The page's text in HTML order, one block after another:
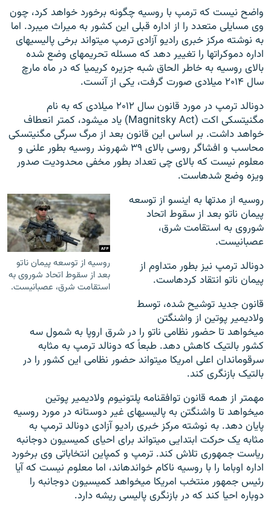
واضح نیست که ترمپ با روسیه چگونه برخورد خواهد کرد، چون
وی مسایلی متعدد را از اداره قبلی این کشور به میراث می‎برد. اما
به نوشته مرکز خبری رادیو آزادی ترمپ می‎تواند برخی پالیسی‎های
اداره دموکرات‎ها را تغییر دهد که مسئله تحریم‎های وضع شده
بالای روسیه به خاطر الحاق شبه جزیره کریمیا که در ماه مارچ
سال ۲۰۱۴ میلادی صورت گرفت، یکی از آنست.
دونالد ترمپ در مورد قانون سال ۲۰۱۲ میلادی که به نام
مگنیتسکی اکت (Magnitsky Act) یاد می‎شود، کمتر انعطاف
خواهد داشت. بر اساس این قانون بعد از مرگ سرگی مگنیتسکی
محاسب و افشاگر روسی بالای ۳۹ شهروند روسیه بطور علنی و
معلوم نیست که بالای چی تعداد بطور مخفی محدودیت صدور
ویزه وضع شده‎است.
روسیه از توسعه پیمان ناتو
بعد از سقوط اتحاد شوروی به
استقامت شرق، عصبانیست.
روسیه از مدت‎ها به اینسو از توسعه
پیمان ناتو بعد از سقوط اتحاد
شوروی به استقامت شرق،
عصبانیست.
دونالد ترمپ نیز بطور متداوم از
پیمان ناتو انتقاد کرده‎است.
قانون جدید توشیح شده، توسط
ولادیمیر پوتین از واشنگتن
می‎خواهد تا حضور نظامی ناتو را در شرق اروپا به شمول سه
کشور بالتیک کاهش دهد. طبعاً که دونالد ترمپ به مثابه
سرقوماندان اعلی امریکا می‎تواند حضور نظامی این کشور را در
بالتیک بازنگری کند.
مهمتر از همه قانون توافقنامه پلتونیوم ولادیمیر پوتین
می‎خواهد تا واشنگتن به پالیسی‎های غیر دوستانه در مورد روسیه
پایان دهد. به نوشته مرکز خبری رادیو آزادی دونالد ترمپ به
مثابه یک حرکت ابتدایی می‎تواند برای احیای کمیسیون دوجانبه
ریاست جمهوری تلاش کند. ترمپ و کمپاین انتخاباتی وی برخورد
اداره اوباما را با روسیه ناکام خوانده‎اند، اما معلوم نیست که آیا
رئیس جمهور منتخب امریکا می‎خواهد کمیسیون دوجانبه را
دوباره احیا کند که در بازنگری پالیسی ریشه دارد.